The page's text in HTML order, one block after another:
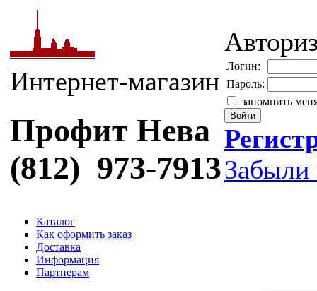
Интернет-магазин
Профит Нева
(812) 973-7913
Логин:
Пароль:
запомнить
Забыли
Каталог
Как оформить заказ
Доставка
Информация
Партнерам